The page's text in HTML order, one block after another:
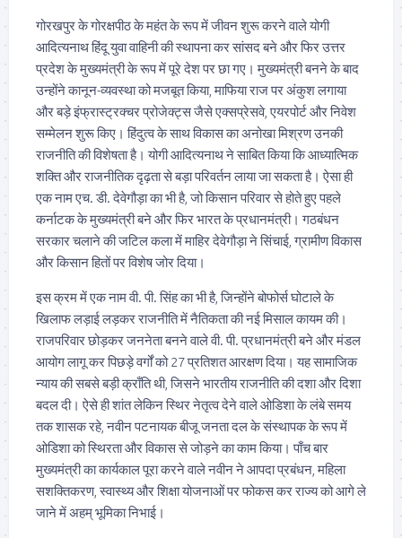
गोरखपुर के गोरक्षपीठ के महंत के रूप में जीवन शुरू करने वाले योगी
आदित्यनाथ हिंदू युवा वाहिनी की स्थापना कर सांसद बने और फिर उत्तर
प्रदेश के मुख्यमंत्री के रूप में पूरे देश पर छा गए। मुख्यमंत्री बनने के बाद
उन्होंने कानून-व्यवस्था को मजबूत किया, माफिया राज पर अंकुश लगाया
और बड़े इंफ्रास्ट्रक्चर प्रोजेक्ट्स जैसे एक्सप्रेसवे, एयरपोर्ट और निवेश
सम्मेलन शुरू किए। हिंदुत्व के साथ विकास का अनोखा मिश्रण उनकी
राजनीति की विशेषता है। योगी आदित्यनाथ ने साबित किया कि आध्यात्मिक
शक्ति और राजनीतिक दृढ़ता से बड़ा परिवर्तन लाया जा सकता है। ऐसा ही
एक नाम एच. डी. देवेगौड़ा का भी है, जो किसान परिवार से होते हुए पहले
कर्नाटक के मुख्यमंत्री बने और फिर भारत के प्रधानमंत्री। गठबंधन
सरकार चलाने की जटिल कला में माहिर देवेगौड़ा ने सिंचाई, ग्रामीण विकास
और किसान हितों पर विशेष जोर दिया।
इस क्रम में एक नाम वी. पी. सिंह का भी है, जिन्होंने बोफोर्स घोटाले के
खिलाफ लड़ाई लड़कर राजनीति में नैतिकता की नई मिसाल कायम की।
राजपरिवार छोड़कर जननेता बनने वाले वी. पी. प्रधानमंत्री बने और मंडल
आयोग लागू कर पिछड़े वर्गों को 27 प्रतिशत आरक्षण दिया। यह सामाजिक
न्याय की सबसे बड़ी क्राँति थी, जिसने भारतीय राजनीति की दशा और दिशा
बदल दी। ऐसे ही शांत लेकिन स्थिर नेतृत्व देने वाले ओडिशा के लंबे समय
तक शासक रहे, नवीन पटनायक बीजू जनता दल के संस्थापक के रूप में
ओडिशा को स्थिरता और विकास से जोड़ने का काम किया। पाँच बार
मुख्यमंत्री का कार्यकाल पूरा करने वाले नवीन ने आपदा प्रबंधन, महिला
सशक्तिकरण, स्वास्थ्य और शिक्षा योजनाओं पर फोकस कर राज्य को आगे ले
जाने में अहम् भूमिका निभाई।